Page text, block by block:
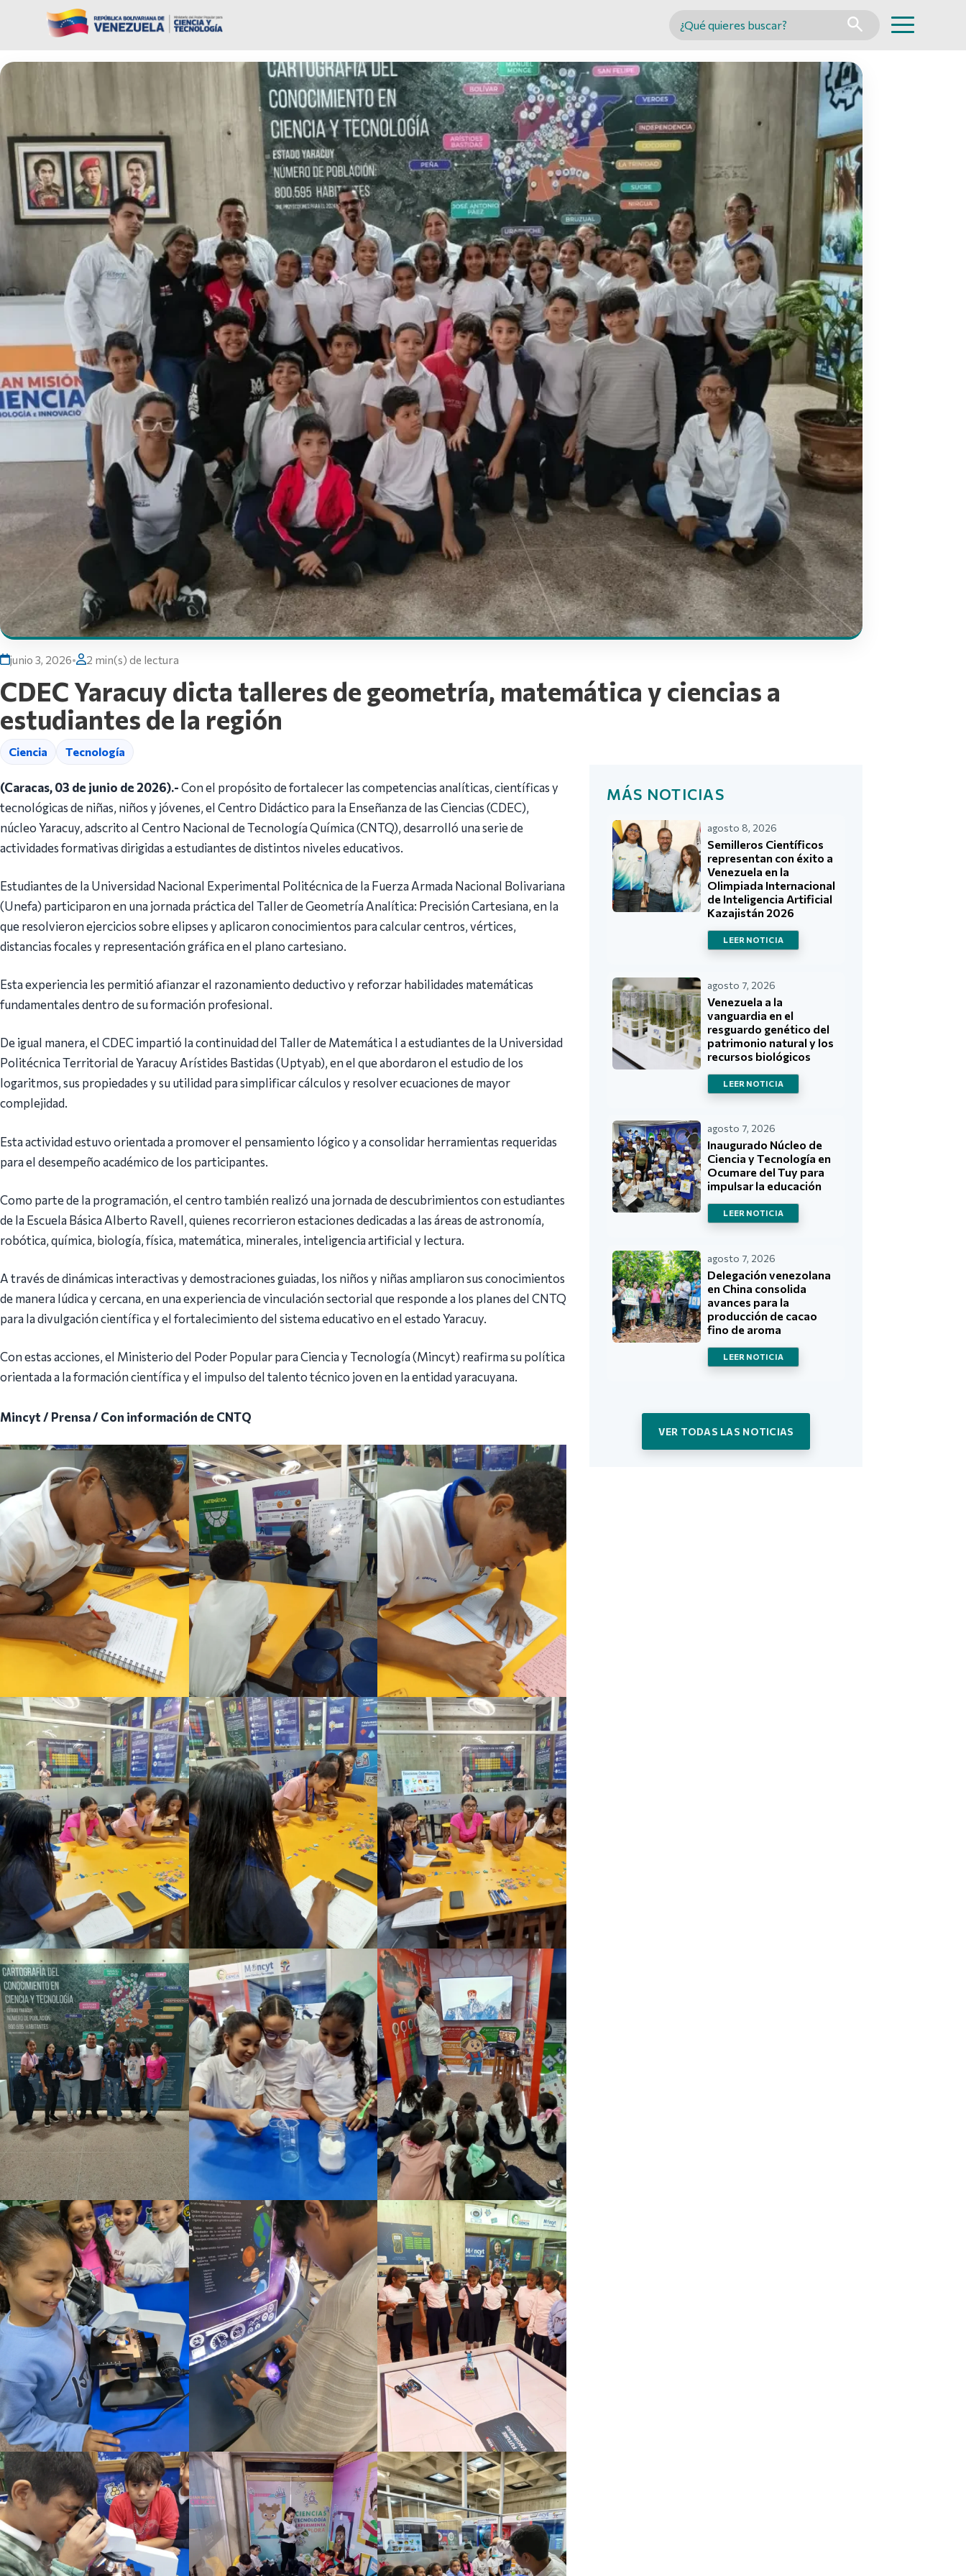
Buscar en MINCYT
junio 3, 2026• 2 min(s) de lectura
CDEC Yaracuy dicta talleres de geometría, matemática y ciencias a
estudiantes de la región
Ciencia Tecnología
(Caracas, 03 de junio de 2026).- Con el propósito de fortalecer las competencias analíticas, científicas y
tecnológicas de niñas, niños y jóvenes, el Centro Didáctico para la Enseñanza de las Ciencias (CDEC),
núcleo Yaracuy, adscrito al Centro Nacional de Tecnología Química (CNTQ), desarrolló una serie de
actividades formativas dirigidas a estudiantes de distintos niveles educativos.
Estudiantes de la Universidad Nacional Experimental Politécnica de la Fuerza Armada Nacional Bolivariana
(Unefa) participaron en una jornada práctica del Taller de Geometría Analítica: Precisión Cartesiana, en la
que resolvieron ejercicios sobre elipses y aplicaron conocimientos para calcular centros, vértices,
distancias focales y representación gráfica en el plano cartesiano.
Esta experiencia les permitió afianzar el razonamiento deductivo y reforzar habilidades matemáticas
fundamentales dentro de su formación profesional.
De igual manera, el CDEC impartió la continuidad del Taller de Matemática I a estudiantes de la Universidad
Politécnica Territorial de Yaracuy Arístides Bastidas (Uptyab), en el que abordaron el estudio de los
logaritmos, sus propiedades y su utilidad para simplificar cálculos y resolver ecuaciones de mayor
complejidad.
Esta actividad estuvo orientada a promover el pensamiento lógico y a consolidar herramientas requeridas
para el desempeño académico de los participantes.
Como parte de la programación, el centro también realizó una jornada de descubrimientos con estudiantes
de la Escuela Básica Alberto Ravell, quienes recorrieron estaciones dedicadas a las áreas de astronomía,
robótica, química, biología, física, matemática, minerales, inteligencia artificial y lectura.
A través de dinámicas interactivas y demostraciones guiadas, los niños y niñas ampliaron sus conocimientos
de manera lúdica y cercana, en una experiencia de vinculación sectorial que responde a los planes del CNTQ
para la divulgación científica y el fortalecimiento del sistema educativo en el estado Yaracuy.
Con estas acciones, el Ministerio del Poder Popular para Ciencia y Tecnología (Mincyt) reafirma su política
orientada a la formación científica y el impulso del talento técnico joven en la entidad yaracuyana.
Mincyt / Prensa / Con información de CNTQ
MÁS NOTICIAS
agosto 8, 2026
Semilleros Científicos
representan con éxito a
Venezuela en la
Olimpiada Internacional
de Inteligencia Artificial
Kazajistán 2026
LEER NOTICIA
agosto 7, 2026
Venezuela a la
vanguardia en el
resguardo genético del
patrimonio natural y los
recursos biológicos
LEER NOTICIA
agosto 7, 2026
Inaugurado Núcleo de
Ciencia y Tecnología en
Ocumare del Tuy para
impulsar la educación
LEER NOTICIA
agosto 7, 2026
Delegación venezolana
en China consolida
avances para la
producción de cacao
fino de aroma
LEER NOTICIA
VER TODAS LAS NOTICIAS